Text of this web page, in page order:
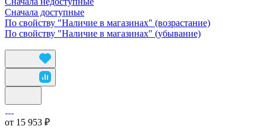
Сначала доступные
По свойству "Наличие в магазинах" (возрастание)
По свойству "Наличие в магазинах" (убывание)
от 15 953 ₽